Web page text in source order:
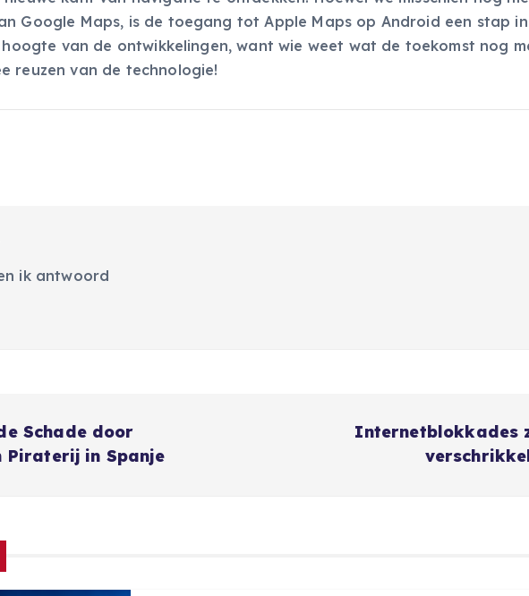
Google Maps, is de toegang tot Apple Maps op Android een stap
van de ontwikkelingen, want wie weet wat de toekomst nog
reuzen van de technologie!
ik antwoord
Schade door
Piraterij in Spanje
Internetblokkades